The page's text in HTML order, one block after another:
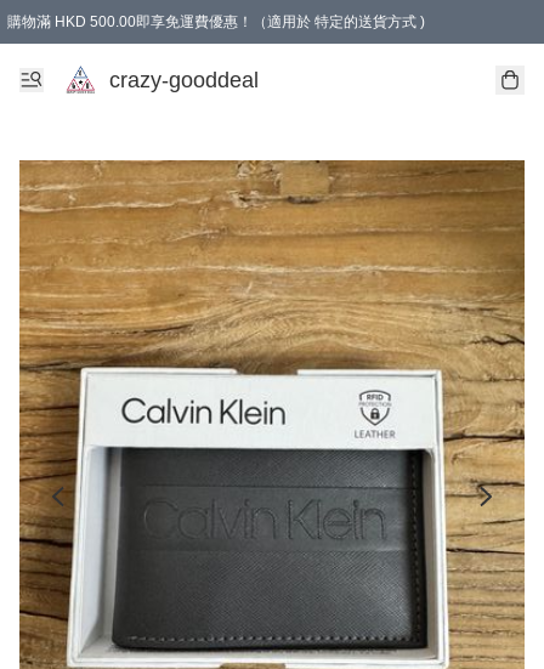
購物滿 HKD 500.00即享免運費優惠！（適用於 特定的送貨方式 )
成為會員可享免費禮品
crazy-gooddeal